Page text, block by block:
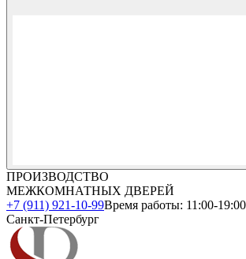
ПРОИЗВОДСТВО
МЕЖКОМНАТНЫХ ДВЕРЕЙ
+7 (911) 921-10-99Время работы: 11:00-
Санкт-Петербург